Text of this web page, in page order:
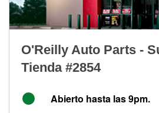
O'Reilly Auto Parts -
Tienda #2854
Abierto hasta las 9pm.